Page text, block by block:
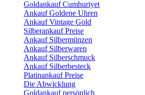
Goldankauf Cumhuriyet
Ankauf Goldene Uhren
Ankauf Vintage Gold
Silberankauf Preise
Ankauf Silbermünzen
Ankauf Silberwaren
Ankauf Silberschmuck
Ankauf Silberbesteck
Platinankauf Preise
Die Abwicklung
Goldankauf persönlich